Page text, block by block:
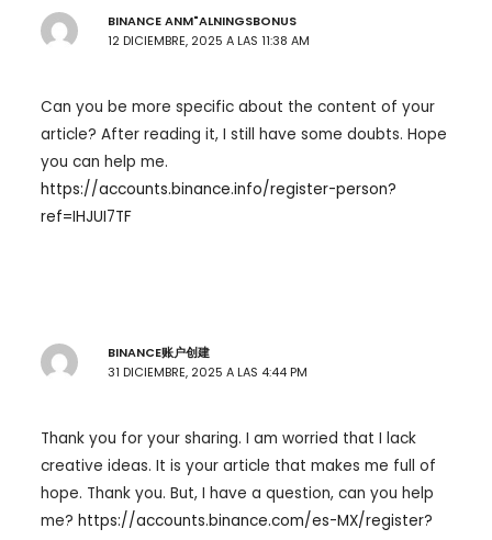
BINANCE ANM"ALNINGSBONUS
12 DICIEMBRE, 2025 A LAS 11:38 AM
Can you be more specific about the content of your
article? After reading it, I still have some doubts. Hope
you can help me.
https://accounts.binance.info/register-person?
ref=IHJUI7TF
BINANCE账户创建
31 DICIEMBRE, 2025 A LAS 4:44 PM
Thank you for your sharing. I am worried that I lack
creative ideas. It is your article that makes me full of
hope. Thank you. But, I have a question, can you help
me? https://accounts.binance.com/es-MX/register?